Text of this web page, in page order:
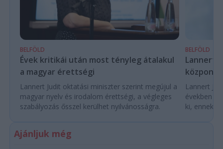
BELFÖLD
Évek kritikái után most tényleg átalakul
a magyar érettségi
Lannert Judit oktatási miniszter szerint megújul a
magyar nyelv és irodalom érettségi, a végleges
szabályozás ősszel kerülhet nyilvánosságra.
BELFÖLD
Lannert
Lannert
években
ki, ennek
Ajánljuk még